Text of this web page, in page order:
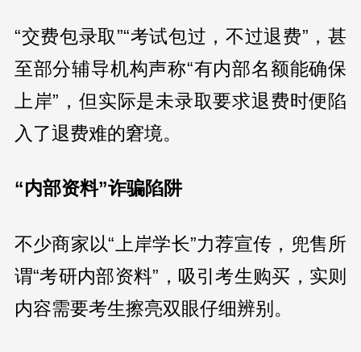
“交费包录取”“考试包过，不过退费”，甚
至部分辅导机构声称“有内部名额能确保
上岸”，但实际是未录取要求退费时便陷
入了退费难的窘境。
“内部资料”诈骗陷阱
不少商家以“上岸学长”力荐宣传，兜售所
谓“考研内部资料”，吸引考生购买，实则
内容需要考生擦亮双眼仔细辨别。